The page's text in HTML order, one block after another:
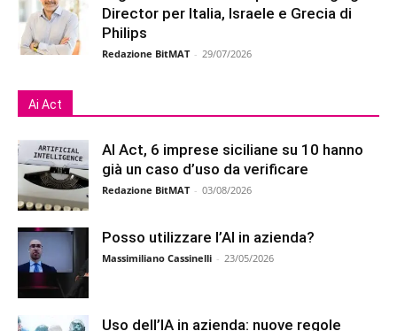
Director per Italia, Israele e Grecia di
Philips
Redazione BitMAT - 29/07/2026
Ai Act
AI Act, 6 imprese siciliane su 10 hanno
già un caso d’uso da verificare
Redazione BitMAT - 03/08/2026
Posso utilizzare l’AI in azienda?
Massimiliano Cassinelli - 23/05/2026
Uso dell’IA in azienda: nuove regole